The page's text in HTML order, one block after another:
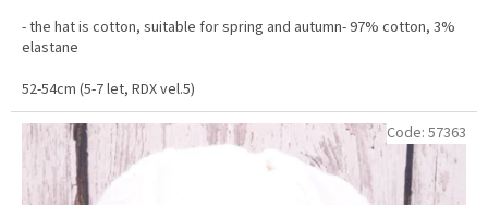
- the hat is cotton, suitable for spring and autumn- 97% cotton, 3%
elastane
52-54cm (5-7 let, RDX vel.5)
Code: 57363